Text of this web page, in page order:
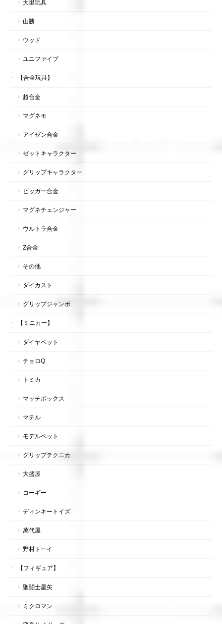
大里玩具
山勝
ウッド
ユニファイブ
【合金玩具】
超合金
マグネモ
アイゼン合金
ゼットキャラクター
グリップキャラクター
ビッガー合金
マグネチェンジャー
ウルトラ合金
Z合金
その他
ダイカスト
グリップジャンボ
【ミニカー】
ダイヤペット
チョロQ
トミカ
マッチボックス
マテル
モデルペット
グリップテクニカ
大盛屋
コーギー
ディンキートイズ
萬代屋
野村トーイ
【フィギュア】
聖闘士星矢
ミクロマン